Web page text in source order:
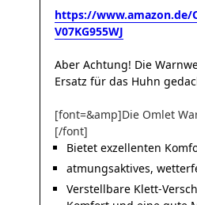
https://www.amazon.de/
V07KG955WJ
Aber Achtung! Die
Ersatz für das Huhn
[font=&amp]Die Omlet
[/font]
Bietet exzellenten
atmungsaktives,
Verstellbare Klett-